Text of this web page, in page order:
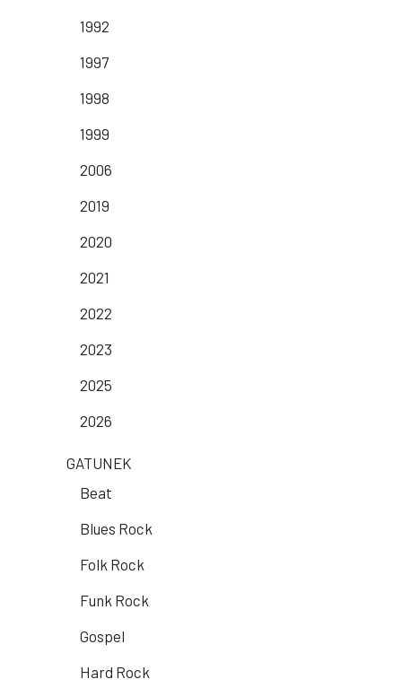
1992
1997
1998
1999
2006
2019
2020
2021
2022
2023
2025
2026
GATUNEK
Beat
Blues Rock
Folk Rock
Funk Rock
Gospel
Hard Rock